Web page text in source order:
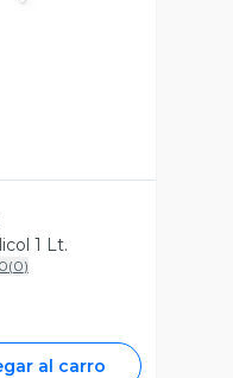
1 Lt.
0(0)
al carro